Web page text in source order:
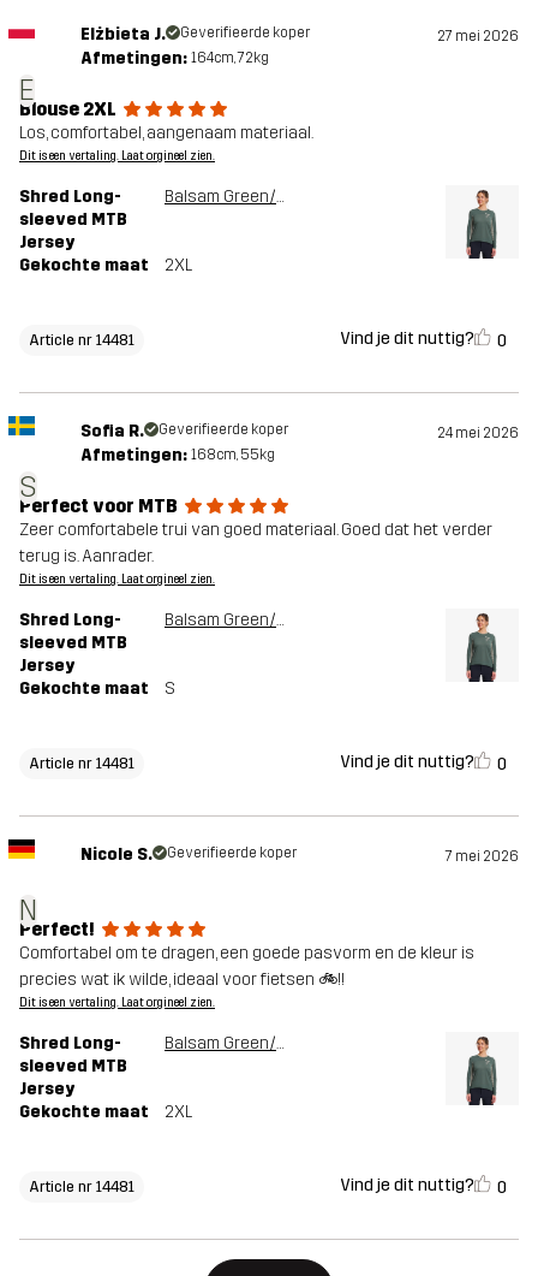
E
Elżbieta J. Geverifieerde koper 27 mei 2026
Afmetingen: 164cm, 72kg
Blouse 2XL
Los, comfortabel, aangenaam materiaal.
Dit is een vertaling. Laat orgineel zien.
Shred Long-
sleeved MTB
Jersey
Balsam Green/Shadow
Gekochte maat 2XL
Article nr 14481 Vind je dit nuttig? 0
S
Sofia R. Geverifieerde koper 24 mei 2026
Afmetingen: 168cm, 55kg
Perfect voor MTB
Zeer comfortabele trui van goed materiaal. Goed dat het verder
terug is. Aanrader.
Dit is een vertaling. Laat orgineel zien.
Shred Long-
sleeved MTB
Jersey
Balsam Green/Shadow
Gekochte maat S
Article nr 14481 Vind je dit nuttig? 0
N
Nicole S. Geverifieerde koper 7 mei 2026
Perfect!
Comfortabel om te dragen, een goede pasvorm en de kleur is
precies wat ik wilde, ideaal voor fietsen 🚲!!
Dit is een vertaling. Laat orgineel zien.
Shred Long-
sleeved MTB
Jersey
Balsam Green/Shadow
Gekochte maat 2XL
Article nr 14481 Vind je dit nuttig? 0